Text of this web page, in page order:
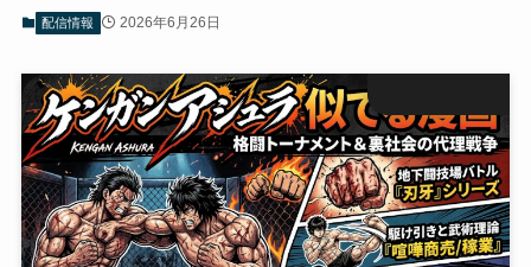
配信情報 2026年6月26日